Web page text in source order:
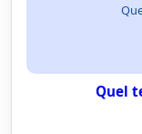
Quel